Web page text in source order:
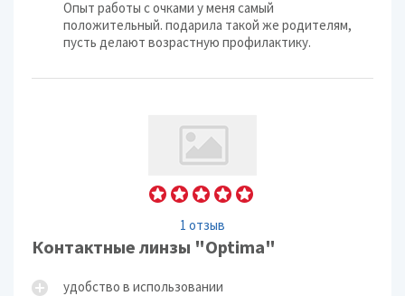
Опыт работы с очками у меня самый
положительный. подарила такой же родителям,
пусть делают возрастную профилактику.
1 отзыв
Контактные линзы "Optima"
удобство в использовании